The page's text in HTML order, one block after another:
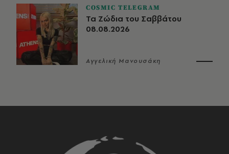
COSMIC TELEGRAM
Τα Ζώδια του Σαββάτου
08.08.2026
Αγγελική Μανουσάκη